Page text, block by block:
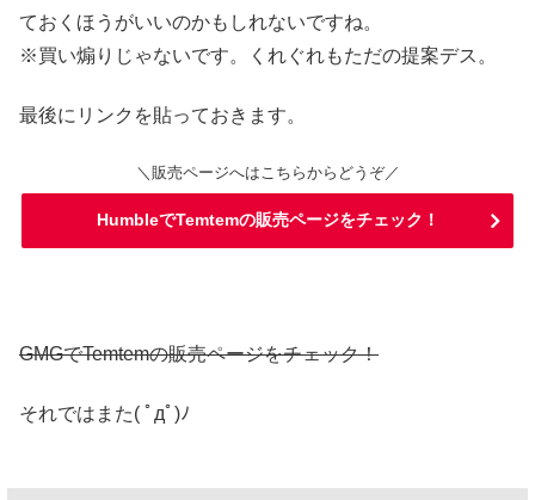
ておくほうがいいのかもしれないですね。
※買い煽りじゃないです。
くれぐれもただの提案デス。
最後にリンクを貼っておきます。
＼販売ページへはこちらからどうぞ／
HumbleでTemtemの販売ページをチェック！
GMGでTemtemの販売ページをチェック！
それではまた( ﾟдﾟ)ﾉ